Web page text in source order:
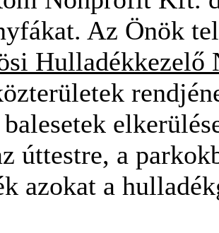
Az Önök
úttestre, a
azokat a